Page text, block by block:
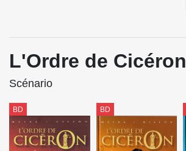
L'Ordre de Cicéron
Scénario
BD BD